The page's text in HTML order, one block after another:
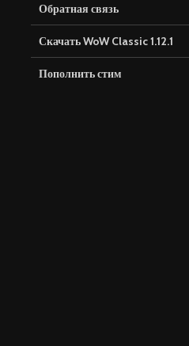
Обратная связь
Скачать WoW Classic 1.12.1
Пополнить стим